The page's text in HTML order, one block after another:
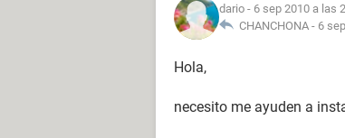
dario - 6 sep 2010 a las
CHANCHONA - 6
Hola,
necesito me ayuden a